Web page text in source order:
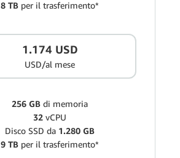
8 TB per il trasferimento*
1.174 USD
USD/al mese
256 GB di memoria
32 vCPU
Disco SSD da 1.280 GB
9 TB per il trasferimento*